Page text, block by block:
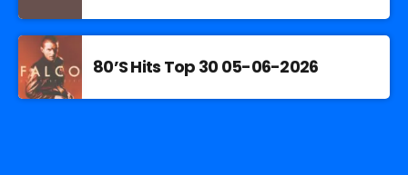
80’S Hits Top 30 05-06-2026